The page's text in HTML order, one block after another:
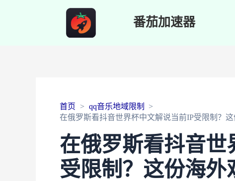
番茄加速器
首页
qq音乐地域限制
在俄罗斯看抖音世界杯中文解说当前IP受限制？
在俄罗斯看抖音世
受限制？这份海外